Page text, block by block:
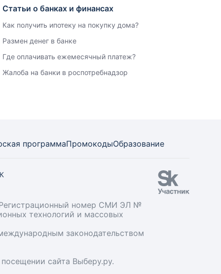
Статьи о банках и финансах
Как получить ипотеку на покупку дома?
Размен денег в банке
Где оплачивать ежемесячный платеж?
Жалоба на банки в роспотребнадзор
программаПромокодыОбразование
Регистрационный номер СМИ ЭЛ №
технологий и массовых
законодательством
сайта Выберу.ру.